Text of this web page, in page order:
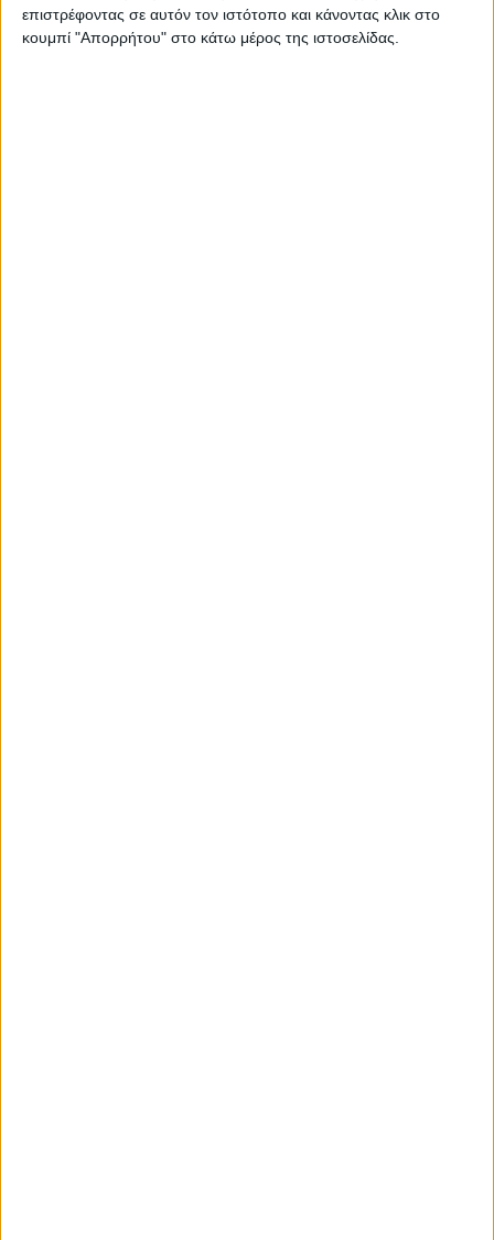
επιστρέφοντας σε αυτόν τον ιστότοπο και κάνοντας κλικ στο
κουμπί "Απορρήτου" στο κάτω μέρος της ιστοσελίδας.